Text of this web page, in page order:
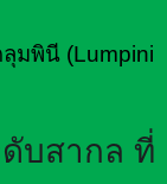
มพินี (Lumpini
บสากล ที่